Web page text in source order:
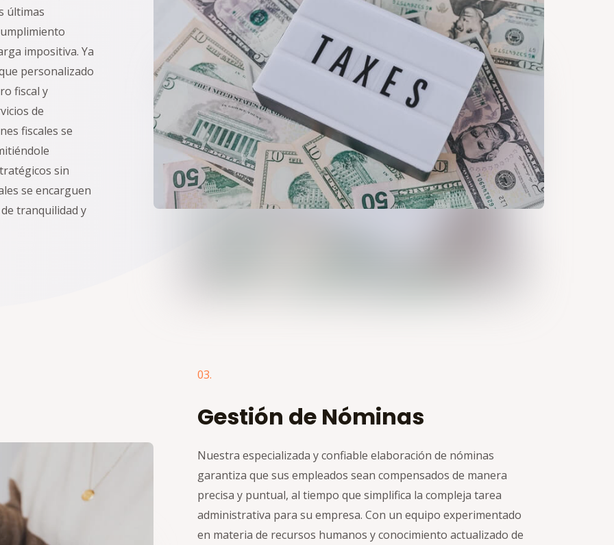
últimas
impositiva. Ya
personalizado
fiscal y
de
fiscales se
sin
se encarguen
tranquilidad y
03.
Gestión de Nóminas
Nuestra especializada y confiable elaboración de nóminas
garantiza que sus empleados sean compensados de manera
precisa y puntual, al tiempo que simplifica la compleja tarea
administrativa para su empresa. Con un equipo experimentado
en materia de recursos humanos y conocimiento actualizado de